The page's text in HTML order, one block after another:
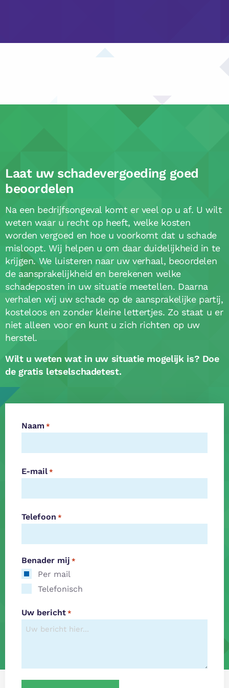
Laat uw schadevergoeding goed
beoordelen
Na een bedrijfsongeval komt er veel op u af. U wilt
weten waar u recht op heeft, welke kosten
worden vergoed en hoe u voorkomt dat u schade
misloopt. Wij helpen u om daar duidelijkheid in te
krijgen. We luisteren naar uw verhaal, beoordelen
de aansprakelijkheid en berekenen welke
schadeposten in uw situatie meetellen. Daarna
verhalen wij uw schade op de aansprakelijke partij,
kosteloos en zonder kleine lettertjes. Zo staat u er
niet alleen voor en kunt u zich richten op uw
herstel.
Wilt u weten wat in uw situatie mogelijk is? Doe
de gratis letselschadetest.
Naam *
E-mail *
Telefoon *
Benader mij *
Per mail
Telefonisch
Uw bericht *